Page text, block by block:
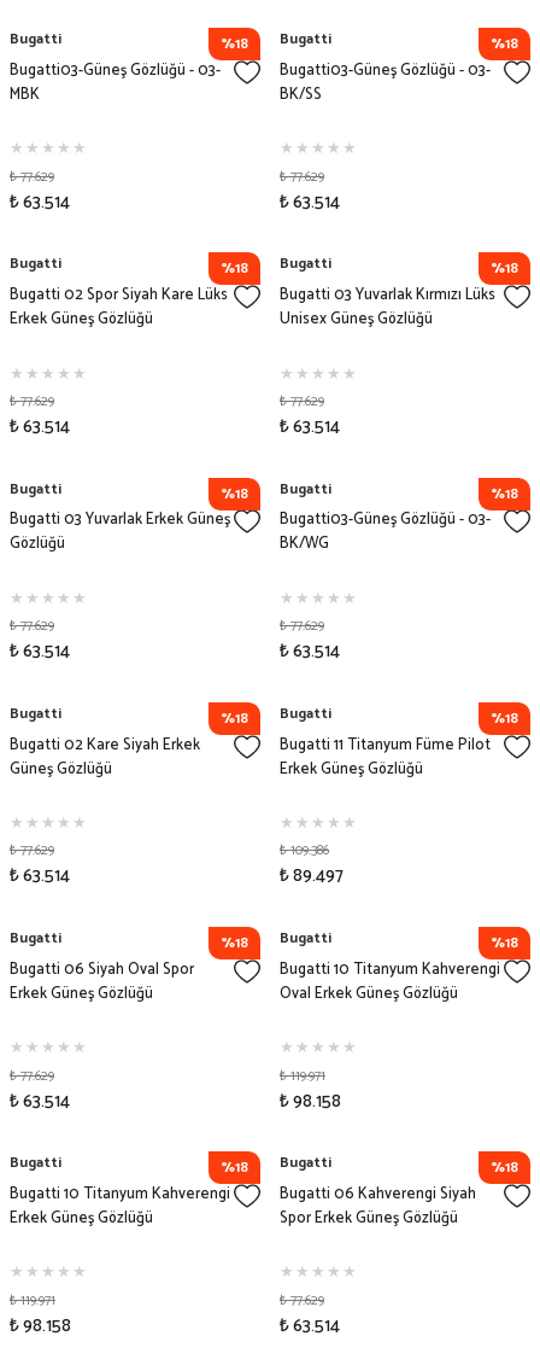
%18
Bugatti
Bugatti03-Güneş Gözlüğü - 03-
MBK
₺ 77.629
₺ 63.514
%18
Bugatti
Bugatti03-Güneş Gözlüğü - 03-
BK/SS
₺ 77.629
₺ 63.514
%18
Bugatti
Bugatti 02 Spor Siyah Kare Lüks
Erkek Güneş Gözlüğü
₺ 77.629
₺ 63.514
%18
Bugatti
Bugatti 03 Yuvarlak Kırmızı Lüks
Unisex Güneş Gözlüğü
₺ 77.629
₺ 63.514
%18
Bugatti
Bugatti 03 Yuvarlak Erkek Güneş
Gözlüğü
₺ 77.629
₺ 63.514
%18
Bugatti
Bugatti03-Güneş Gözlüğü - 03-
BK/WG
₺ 77.629
₺ 63.514
%18
Bugatti
Bugatti 02 Kare Siyah Erkek
Güneş Gözlüğü
₺ 77.629
₺ 63.514
%18
Bugatti
Bugatti 11 Titanyum Füme Pilot
Erkek Güneş Gözlüğü
₺ 109.386
₺ 89.497
%18
Bugatti
Bugatti 06 Siyah Oval Spor
Erkek Güneş Gözlüğü
₺ 77.629
₺ 63.514
%18
Bugatti
Bugatti 10 Titanyum Kahverengi
Oval Erkek Güneş Gözlüğü
₺ 119.971
₺ 98.158
%18
Bugatti
Bugatti 10 Titanyum Kahverengi
Erkek Güneş Gözlüğü
₺ 119.971
₺ 98.158
%18
Bugatti
Bugatti 06 Kahverengi Siyah
Spor Erkek Güneş Gözlüğü
₺ 77.629
₺ 63.514